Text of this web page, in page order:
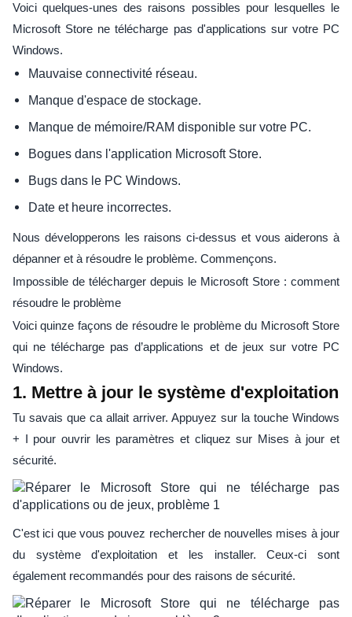
Voici quelques-unes des raisons possibles pour lesquelles le
Microsoft Store ne télécharge pas d'applications sur votre PC
Windows.
Mauvaise connectivité réseau.
Manque d'espace de stockage.
Manque de mémoire/RAM disponible sur votre PC.
Bogues dans l'application Microsoft Store.
Bugs dans le PC Windows.
Date et heure incorrectes.
Nous développerons les raisons ci-dessus et vous aiderons à
dépanner et à résoudre le problème. Commençons.
Impossible de télécharger depuis le Microsoft Store : comment
résoudre le problème
Voici quinze façons de résoudre le problème du Microsoft Store
qui ne télécharge pas d’applications et de jeux sur votre PC
Windows.
1. Mettre à jour le système d'exploitation
Tu savais que ca allait arriver. Appuyez sur la touche Windows
+ I pour ouvrir les paramètres et cliquez sur Mises à jour et
sécurité.
C'est ici que vous pouvez rechercher de nouvelles mises à jour
du système d'exploitation et les installer. Ceux-ci sont
également recommandés pour des raisons de sécurité.